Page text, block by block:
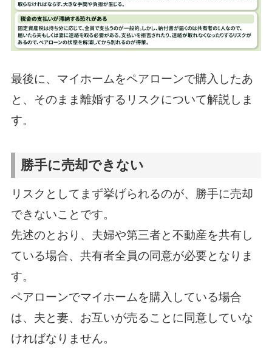
最後に、マイホームをペアローンで購入したあ
と、そのまま離婚するリスクについて解説しま
す。
勝手に売却できない
リスクとしてまず挙げられるのが、勝手に売却
できないことです。
先述のとおり、夫婦や第三者と不動産を共有し
ている場合、共有者全員の同意が必要となりま
す。
ペアローンでマイホームを購入している場合
は、夫と妻、お互いが売ることに同意していな
ければなりません。